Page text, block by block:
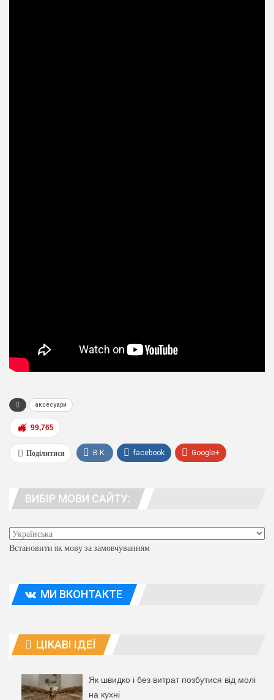
аксесуари
99,765
Поділитися В.К. facebook Google+
люди. адреса
ВИБІР МОВИ САЙТУ:
Встановити як мову за замовчуванням
МИ ВКОНТАКТЕ
ЦІКАВІ ІДЕЇ
Як швидко і без витрат позбутися від молі
на кухні